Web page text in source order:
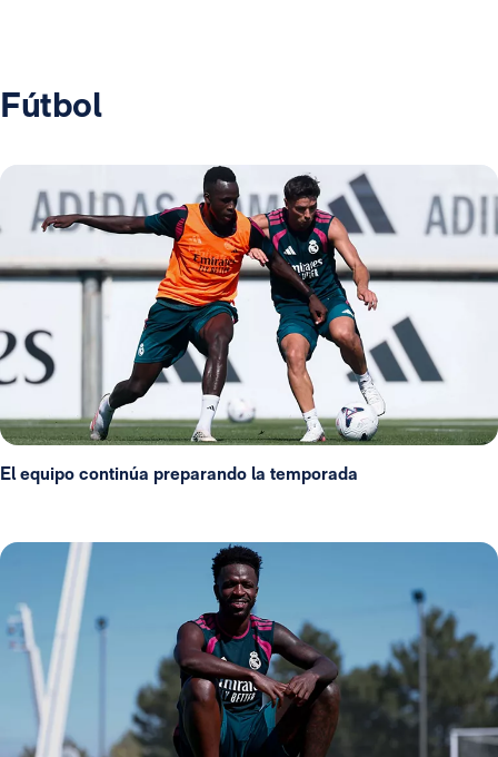
Fútbol
El equipo continúa preparando la temporada